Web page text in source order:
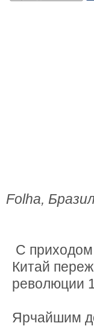
Folha,
С приходом
Китай
революции
Ярчайшим